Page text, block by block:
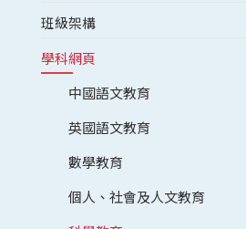
班級架構
學科網頁
中國語文教育
英國語文教育
數學教育
個人、社會及人文教育